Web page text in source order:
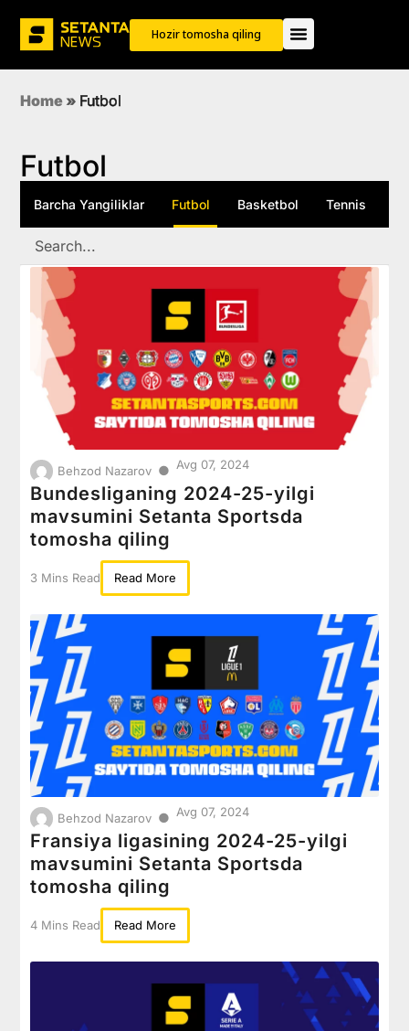
Hozir tomosha qiling
Home » Futbol
Futbol
Barcha Yangiliklar Futbol Basketbol Tennis
Behzod Nazarov ● Avg 07, 2024
Bundesliganing 2024-25-yilgi
mavsumini Setanta Sportsda
tomosha qiling
3 Mins Read Read More
Behzod Nazarov ● Avg 07, 2024
Fransiya ligasining 2024-25-yilgi
mavsumini Setanta Sportsda
tomosha qiling
4 Mins Read Read More